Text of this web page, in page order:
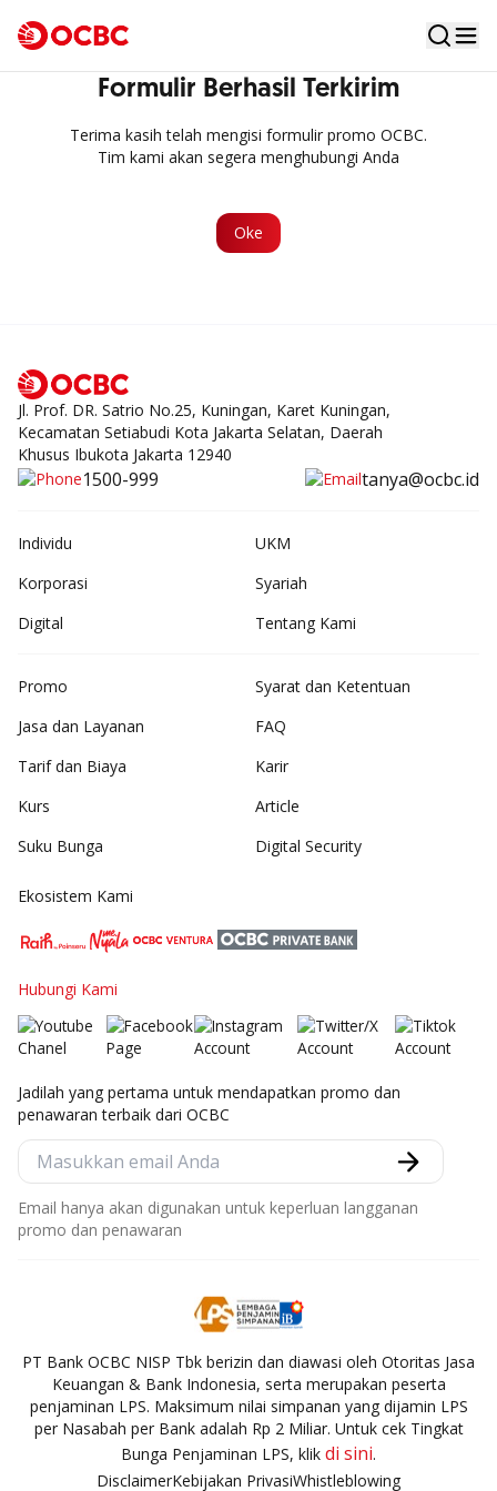
Formulir Berhasil Terkirim
Terima kasih telah mengisi formulir promo OCBC.
Tim kami akan segera menghubungi Anda
Oke
Jl. Prof. DR. Satrio No.25, Kuningan, Karet Kuningan,
Kecamatan Setiabudi Kota Jakarta Selatan, Daerah
Khusus Ibukota Jakarta 12940
1500-999 tanya@ocbc.id
Individu
UKM
Korporasi
Syariah
Digital
Tentang Kami
Promo
Jasa dan Layanan
Tarif dan Biaya
Kurs
Suku Bunga
Syarat dan Ketentuan
FAQ
Karir
Article
Digital Security
Ekosistem Kami
Hubungi Kami
Jadilah yang pertama untuk mendapatkan promo dan
penawaran terbaik dari OCBC
Email hanya akan digunakan untuk keperluan langganan
promo dan penawaran
PT Bank OCBC NISP Tbk berizin dan diawasi oleh Otoritas Jasa
Keuangan & Bank Indonesia, serta merupakan peserta
penjaminan LPS. Maksimum nilai simpanan yang dijamin LPS
per Nasabah per Bank adalah Rp 2 Miliar. Untuk cek Tingkat
Bunga Penjaminan LPS, klik di sini.
DisclaimerKebijakan PrivasiWhistleblowing